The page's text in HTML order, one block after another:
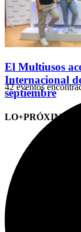
El Multiusos
Internacional
septiembre
LO+PRÓXIMO
42 eventos